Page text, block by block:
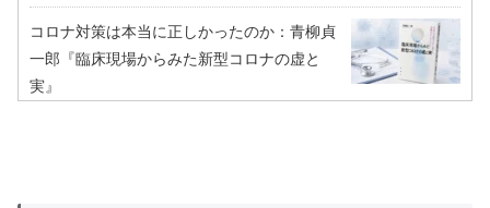
コロナ対策は本当に正しかったのか：青柳貞
一郎『臨床現場からみた新型コロナの虚と
実』